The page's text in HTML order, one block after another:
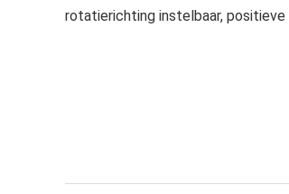
rotatierichting instelbaar, positieve